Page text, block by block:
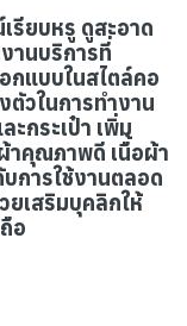
รียบหรู ดูสะอาด
านบริการที่
แบบในสไตล์คอ
ตัวในการทำงาน
กระเป๋า เพิ่ม
าคุณภาพดี เนื้อผ้า
บการใช้งานตลอด
ยเสริมบุคลิกให้
อ